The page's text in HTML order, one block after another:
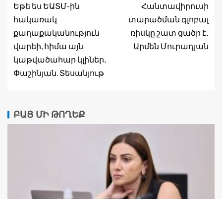
Եթե ես ԵԱՏՄ-ին
հակառակ
քաղաքականություն
վարեի, հիմա այն
կաթվածահար կլիներ․
Փաշինյան. Տեսանյութ
Հանտավիրուսի
տարածման գլոբալ
ռիսկը շատ ցածր է․
Արմեն Մուրադյան
ԲԱՑ ՄԻ ԹՈՂԵՔ